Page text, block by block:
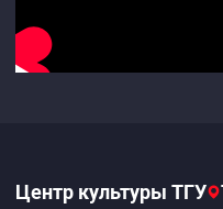
Центр культуры ТГУ